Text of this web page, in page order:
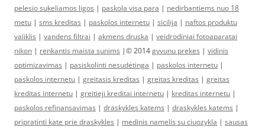
pelesio sukeliamos ligos | paskola visa para | nedirbantiems nuo 18
metu | sms kreditas | paskolos internetu | sicilija | naftos produktu
valiklis | vandens filtrai | akmens druska | veidrodiniai fotoaparatai
nikon | renkantis maista sunims |© 2014gyvunu prekes | vidinis
optimizavimas | pasiskolinti nesudėtinga | paskolos internetu |
paskolos internetu | greitasis kreditas | greitas kreditas | greitas
kreditas internetu | greitieji kreditai internetu | kreditas internetu |
paskolos refinansavimas | draskykles katems | draskykles katems |
pripratinti kate prie draskykles | medinis namelis su ciuozykla | sausas